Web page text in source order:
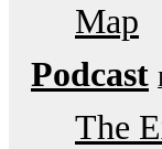
Map
Podcast
The